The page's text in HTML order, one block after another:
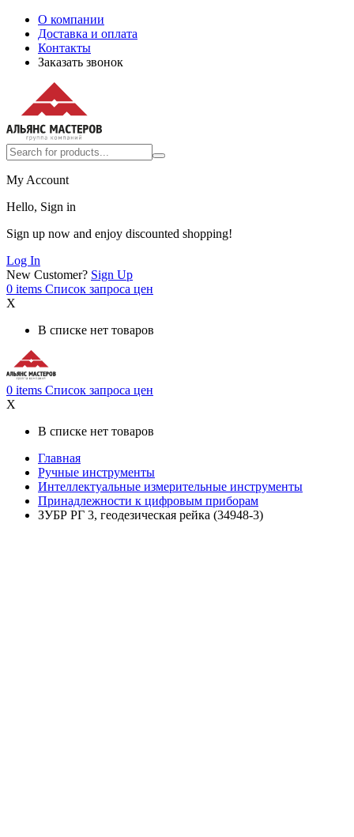
О компании
Доставка и оплата
Контакты
Заказать звонок
My Account
Hello, Sign in
Sign up now and enjoy discounted shopping!
Log In
New Customer? Sign Up
0 items Список запроса цен
X
В списке нет товаров
0 items Список запроса цен
X
В списке нет товаров
Главная
Ручные инструменты
Интеллектуальные измерительные инструменты
Принадлежности к цифровым приборам
ЗУБР РГ 3, геодезическая рейка (34948-3)